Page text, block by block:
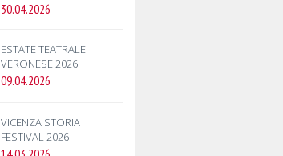
30.04.2026
ESTATE TEATRALE
VERONESE 2026
09.04.2026
VICENZA STORIA
FESTIVAL 2026